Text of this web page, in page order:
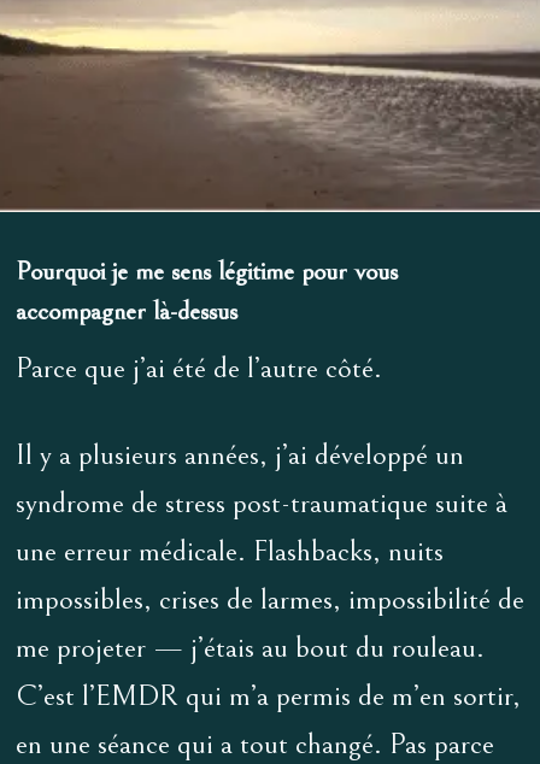
Pourquoi je me sens légitime pour vous
accompagner là-dessus
Parce que j’ai été de l’autre côté.
Il y a plusieurs années, j’ai développé un
syndrome de stress post-traumatique suite à
une erreur médicale. Flashbacks, nuits
impossibles, crises de larmes, impossibilité de
me projeter — j’étais au bout du rouleau.
C’est l’EMDR qui m’a permis de m’en sortir,
en une séance qui a tout changé. Pas parce